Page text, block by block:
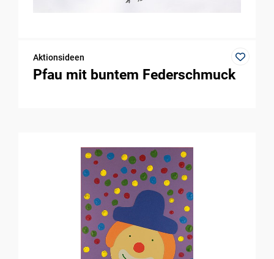
Aktionsideen
Pfau mit buntem Federschmuck